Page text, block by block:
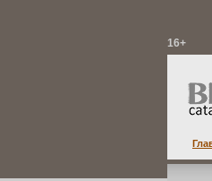
16+